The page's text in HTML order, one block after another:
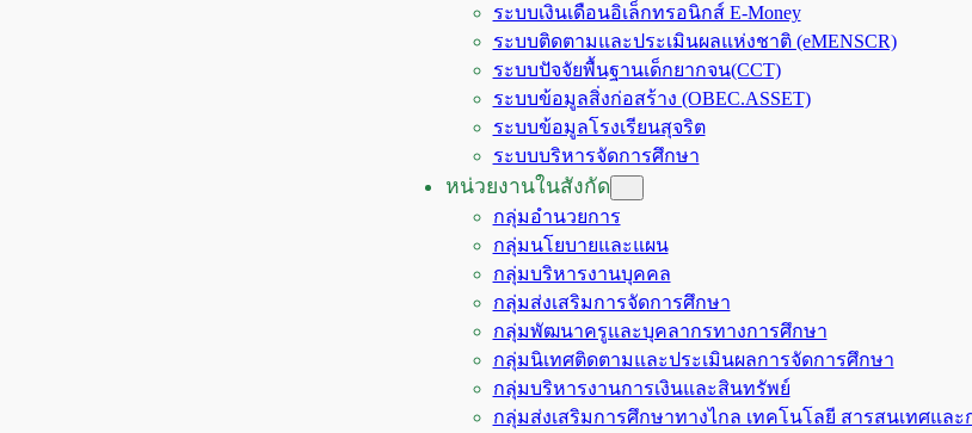
ระบบเงินเดือนอิเล็กทรอนิกส์ E-Money
ระบบติดตามและประเมินผลแห่งชาติ (eMENSCR)
ระบบปัจจัยพื้นฐานเด็กยากจน(CCT)
ระบบข้อมูลสิ่งก่อสร้าง (OBEC.ASSET)
ระบบข้อมูลโรงเรียนสุจริต
ระบบบริหารจัดการศึกษา
หน่วยงานในสังกัด
กลุ่มอำนวยการ
กลุ่มนโยบายและแผน
กลุ่มบริหารงานบุคคล
กลุ่มส่งเสริมการจัดการศึกษา
กลุ่มพัฒนาครูและบุคลากรทางการศึกษา
กลุ่มนิเทศติดตามและประเมินผลการจัดการศึกษา
กลุ่มบริหารงานการเงินและสินทรัพย์
กลุ่มส่งเสริมการศึกษาทางไกล เทคโนโลยี สารสนเทศและ